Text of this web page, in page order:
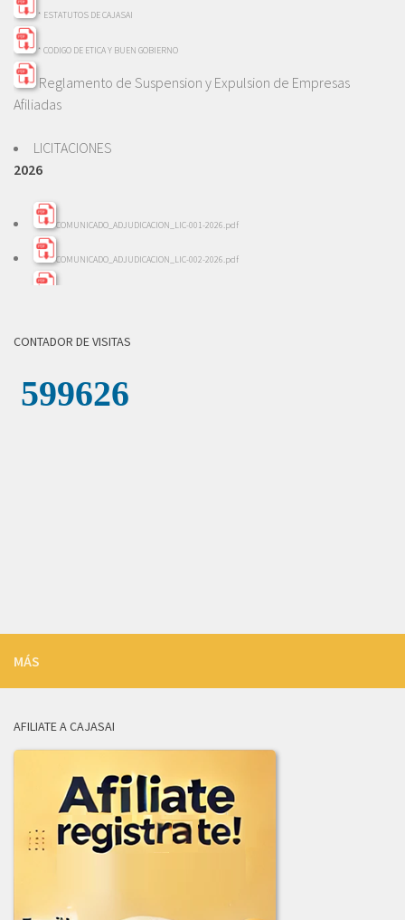
* ESTATUTOS DE CAJASAI
* CODIGO DE ETICA Y BUEN GOBIERNO
Reglamento de Suspension y Expulsion de Empresas
Afiliadas
LICITACIONES
2026
COMUNICADO_ADJUDICACION_LIC-001-2026.pdf
COMUNICADO_ADJUDICACION_LIC-002-2026.pdf
LICITACION_DE_OFERTAS__001-_2026.pdf
COMUNICADO_ADJUDICACION_LIC-003-2025.pdf
COMUNICADO_ADJUDICACION_LIC_004-2025.pdf
INFORME_EVALUACION_COMITE_COMPRAS_LIC-003-2025.pdf
INFORME_LICITACION_OFERTAS_004-2025.pdf
CONTADOR DE VISITAS
MÁS
AFILIATE A CAJASAI